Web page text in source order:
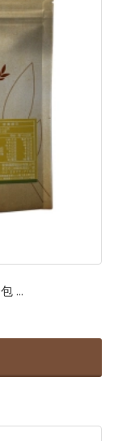
...